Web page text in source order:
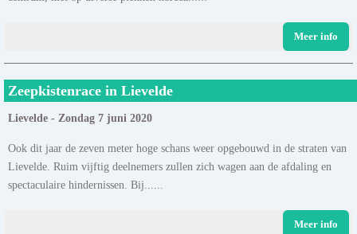
Meer info
Zeepkistenrace in Lievelde
Lievelde - Zondag 7 juni 2020
Ook dit jaar de zeven meter hoge schans weer opgebouwd in de straten van
Lievelde. Ruim vijftig deelnemers zullen zich wagen aan de afdaling en
spectaculaire hindernissen. Bij......
Meer info